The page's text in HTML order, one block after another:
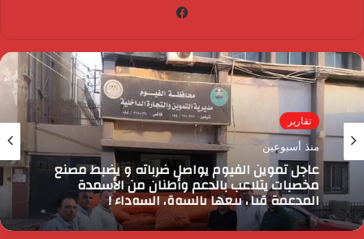
تقارير
منذ أسبوعين
عاجل تموين الفيوم يواصل ضرباته و يضبط مصنع
مخصبات يتلاعب بالدعم وأطنان من الأسمدة
المدعمة قبل بيعها بالسوق السوداء !